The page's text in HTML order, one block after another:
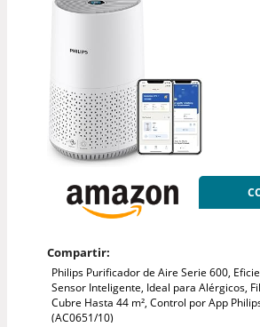
Compartir:
Philips Purificador de Aire Serie 600,
Sensor Inteligente, Ideal para Alérgicos,
Cubre Hasta 44 m², Control por App
(AC0651/10)